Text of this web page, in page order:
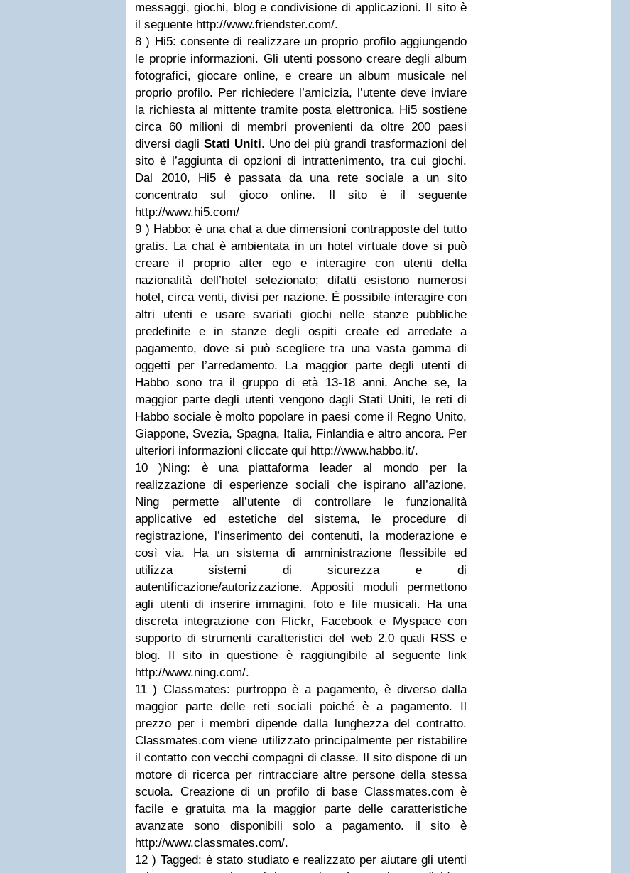
messaggi, giochi, blog e condivisione di applicazioni. Il sito è
il seguente http://www.friendster.com/.
8 ) Hi5: consente di realizzare un proprio profilo aggiungendo
le proprie informazioni. Gli utenti possono creare degli album
fotografici, giocare online, e creare un album musicale nel
proprio profilo. Per richiedere l’amicizia, l’utente deve inviare
la richiesta al mittente tramite posta elettronica. Hi5 sostiene
circa 60 milioni di membri provenienti da oltre 200 paesi
diversi dagli Stati Uniti. Uno dei più grandi trasformazioni del
sito è l’aggiunta di opzioni di intrattenimento, tra cui giochi.
Dal 2010, Hi5 è passata da una rete sociale a un sito
concentrato sul gioco online. Il sito è il seguente
http://www.hi5.com/
9 ) Habbo: è una chat a due dimensioni contrapposte del tutto
gratis. La chat è ambientata in un hotel virtuale dove si può
creare il proprio alter ego e interagire con utenti della
nazionalità dell’hotel selezionato; difatti esistono numerosi
hotel, circa venti, divisi per nazione. È possibile interagire con
altri utenti e usare svariati giochi nelle stanze pubbliche
predefinite e in stanze degli ospiti create ed arredate a
pagamento, dove si può scegliere tra una vasta gamma di
oggetti per l’arredamento. La maggior parte degli utenti di
Habbo sono tra il gruppo di età 13-18 anni. Anche se, la
maggior parte degli utenti vengono dagli Stati Uniti, le reti di
Habbo sociale è molto popolare in paesi come il Regno Unito,
Giappone, Svezia, Spagna, Italia, Finlandia e altro ancora. Per
ulteriori informazioni cliccate qui http://www.habbo.it/.
10 )Ning: è una piattaforma leader al mondo per la
realizzazione di esperienze sociali che ispirano all’azione.
Ning permette all’utente di controllare le funzionalità
applicative ed estetiche del sistema, le procedure di
registrazione, l’inserimento dei contenuti, la moderazione e
così via. Ha un sistema di amministrazione flessibile ed
utilizza sistemi di sicurezza e di
autentificazione/autorizzazione. Appositi moduli permettono
agli utenti di inserire immagini, foto e file musicali. Ha una
discreta integrazione con Flickr, Facebook e Myspace con
supporto di strumenti caratteristici del web 2.0 quali RSS e
blog. Il sito in questione è raggiungibile al seguente link
http://www.ning.com/.
11 ) Classmates: purtroppo è a pagamento, è diverso dalla
maggior parte delle reti sociali poiché è a pagamento. Il
prezzo per i membri dipende dalla lunghezza del contratto.
Classmates.com viene utilizzato principalmente per ristabilire
il contatto con vecchi compagni di classe. Il sito dispone di un
motore di ricerca per rintracciare altre persone della stessa
scuola. Creazione di un profilo di base Classmates.com è
facile e gratuita ma la maggior parte delle caratteristiche
avanzate sono disponibili solo a pagamento. il sito è
http://www.classmates.com/.
12 ) Tagged: è stato studiato e realizzato per aiutare gli utenti